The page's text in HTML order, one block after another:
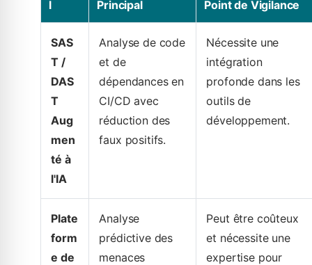
l Principal Point de Vigilance
SAS
T /
DAS
T
Aug
men
té à
l'IA
Analyse de code
et de
dépendances en
CI/CD avec
réduction des
faux positifs.
Nécessite une
intégration
profonde dans les
outils de
développement.
Plate
form
e de
Analyse
prédictive des
menaces
Peut être coûteux
et nécessite une
expertise pour